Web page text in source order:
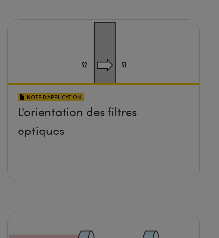
NOTE D’APPLICATION
L'orientation des filtres
optiques